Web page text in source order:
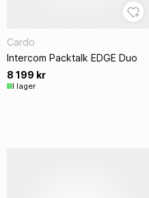
Cardo
Intercom Packtalk EDGE Duo
8 199 kr
I lager